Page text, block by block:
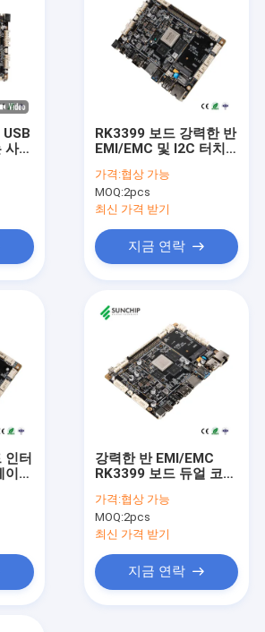
용
RK3399 보드 강력한 반
EMI/EMC 및 I2C 터치
지원
가격:협상 가능
MOQ:2pcs
최신 가격 받기
지금 연락
인터
스
강력한 반 EMI/EMC
RK3399 보드 듀얼 코어
코르텍스 A53 CPU 무
선 WiFi 네트워크 인터
페이스
가격:협상 가능
MOQ:2pcs
최신 가격 받기
지금 연락